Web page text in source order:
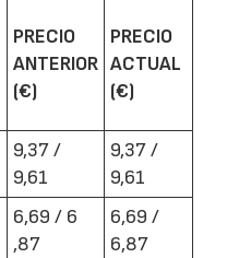
PRECIO
ANTERIOR
(€)
PRECIO
ACTUAL
(€)
9,37 /
9,61
9,37 /
9,61
6,69 / 6
,87
6,69 /
6,87